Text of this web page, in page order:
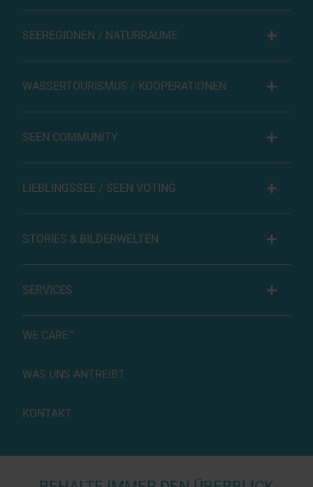
SEEREGIONEN / NATURRÄUME
WASSERTOURISMUS / KOOPERATIONEN
SEEN COMMUNITY
LIEBLINGSSEE / SEEN VOTING
STORIES & BILDERWELTEN
SERVICES
WE CARE™
WAS UNS ANTREIBT
KONTAKT